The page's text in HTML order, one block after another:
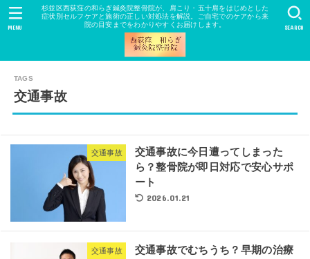
杉並区西荻窪の和らぎ鍼灸院整骨院が、肩こり・五十肩をはじめとした
症状別セルフケアと施術の正しい対処法を解説。ご自宅でのケアから来
院の目安までをわかりやすくお届けします。
SEARCH
MENU
交通事故
交通事故
交通事故に今日遭ってしまった
ら？整骨院が即日対応で安心サポ
ート
2026.01.21
交通事故
交通事故でむちうち？早期の治療